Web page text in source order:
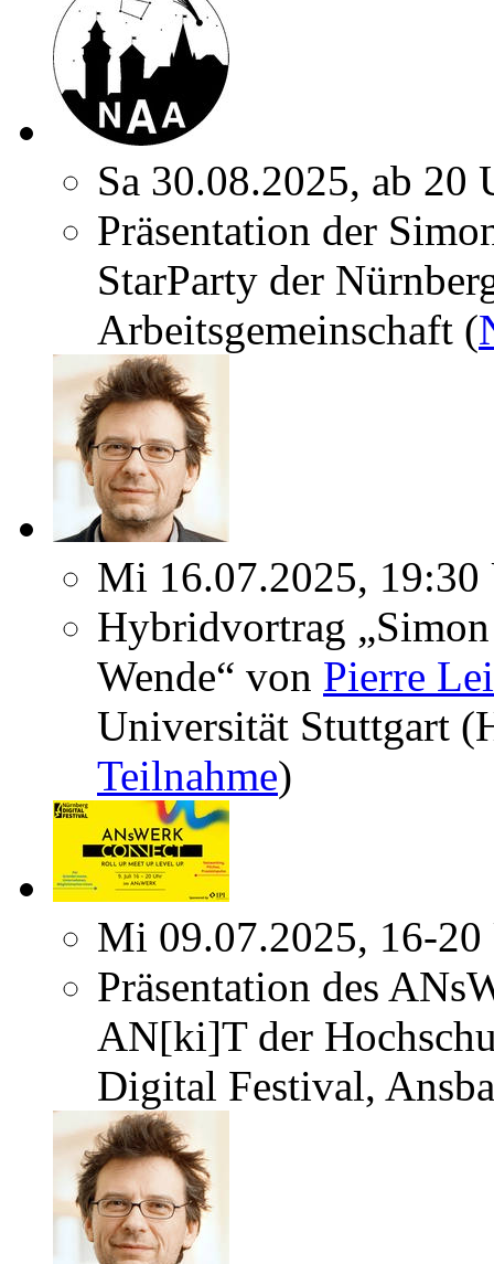
Sa 30.08.2025, ab 20
Präsentation der
StarParty der
Arbeitsgemeinschaft (
Mi 16.07.2025, 19:30
Hybridvortrag
Wende“ von Pierre
Universität Stuttgart
Teilnahme)
Mi 09.07.2025, 16-20
Präsentation des
AN[ki]T der
Digital Festival,